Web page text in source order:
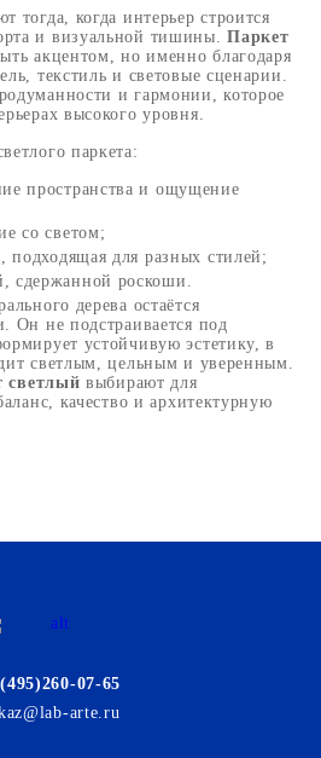
тогда, когда интерьер строится
и визуальной тишины.Паркет
акцентом, но именно благодаря
текстиль и световые сценарии.
и гармонии, которое
высокого уровня.
паркета:
пространства и ощущение
со светом;
подходящая для разных стилей;
сдержанной роскоши.
дерева остаётся
Он не подстраивается под
устойчивую эстетику, в
светлым, цельным и уверенным.
светлый выбирают для
качество и архитектурную
07-65
arte.ru